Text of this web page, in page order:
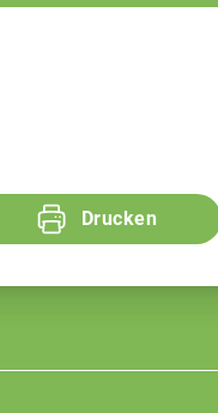
Drucken